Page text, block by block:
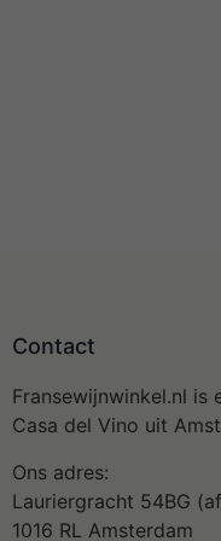
Contact
Fransewijnwinkel.nl is
Casa del Vino uit
Ons adres:
Lauriergracht 54BG
1016 RL Amsterdam